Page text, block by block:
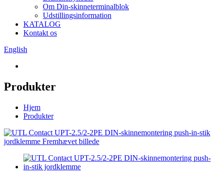
Om Din-skinneterminalblok
Udstillingsinformation
KATALOG
Kontakt os
English
Produkter
Hjem
Produkter